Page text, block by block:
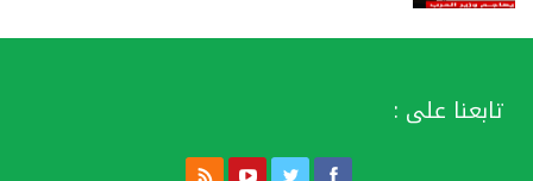
تابعنا على :